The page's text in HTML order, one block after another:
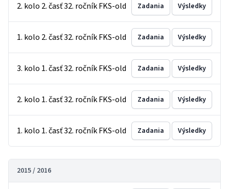
2. kolo 2. časť 32. ročník FKS-old Zadania Výsledky
1. kolo 2. časť 32. ročník FKS-old Zadania Výsledky
3. kolo 1. časť 32. ročník FKS-old Zadania Výsledky
2. kolo 1. časť 32. ročník FKS-old Zadania Výsledky
1. kolo 1. časť 32. ročník FKS-old Zadania Výsledky
2015 / 2016